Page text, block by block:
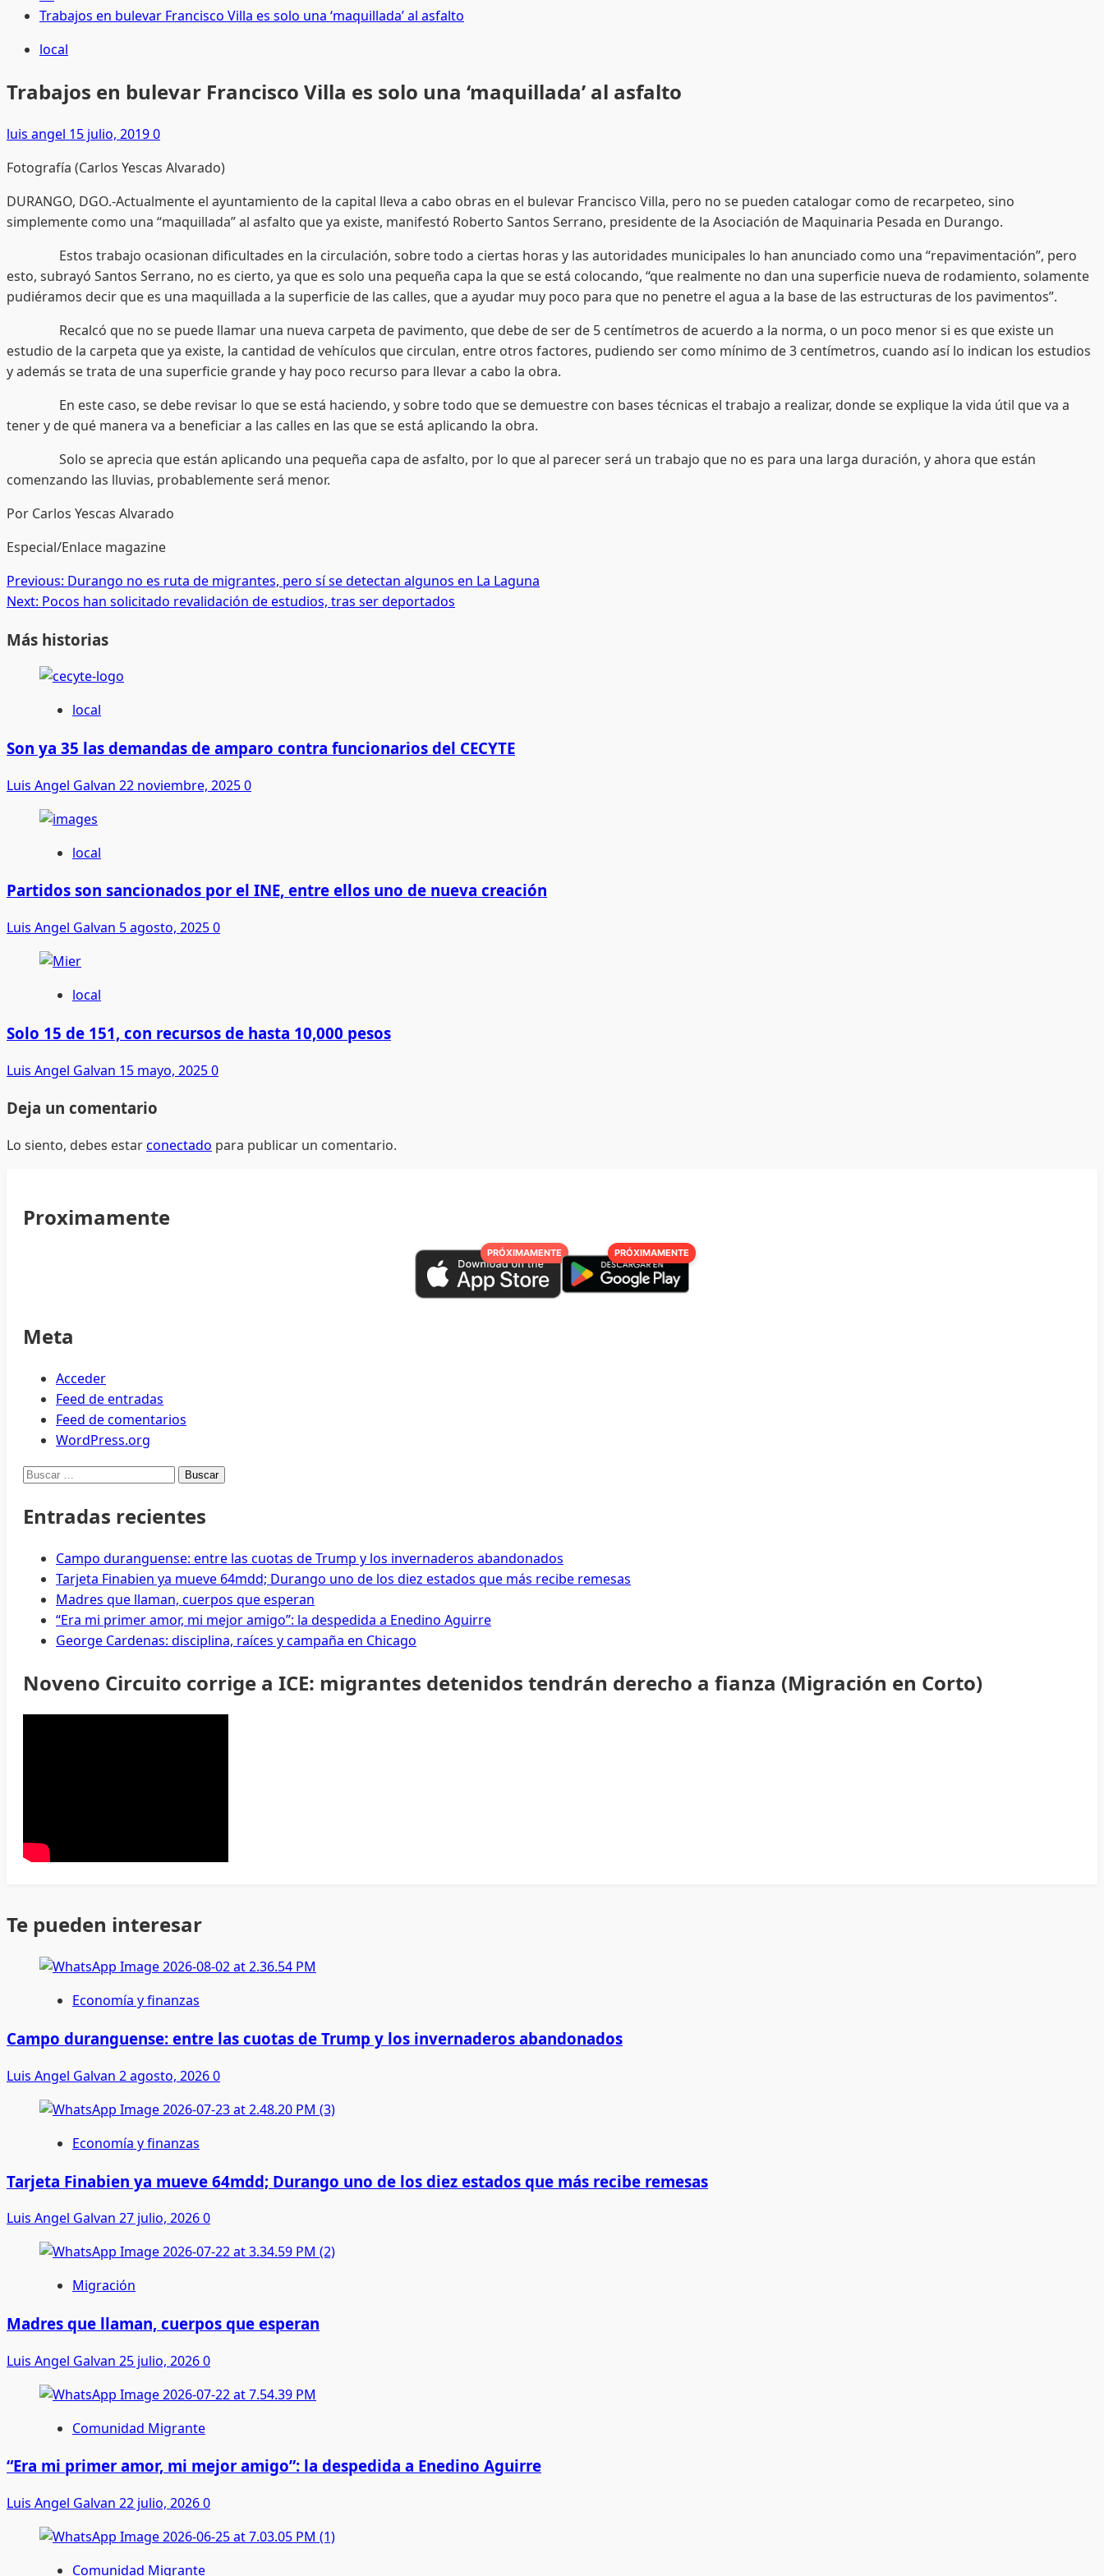
Trabajos en bulevar Francisco Villa es solo una ‘maquillada’ al asfalto
local
Trabajos en bulevar Francisco Villa es solo una ‘maquillada’ al asfalto
luis angel 15 julio, 20190
Fotografía (Carlos Yescas Alvarado)
DURANGO, DGO.-Actualmente el ayuntamiento de la capital lleva a cabo obras en el bulevar Francisco Villa, pero no se pueden catalogar como de recarpeteo, sino
simplemente como una “maquillada” al asfalto que ya existe, manifestó Roberto Santos Serrano, presidente de la Asociación de Maquinaria Pesada en Durango.
Estos trabajo ocasionan dificultades en la circulación, sobre todo a ciertas horas y las autoridades municipales lo han anunciado como una “repavimentación”, pero
esto, subrayó Santos Serrano, no es cierto, ya que es solo una pequeña capa la que se está colocando, “que realmente no dan una superficie nueva de rodamiento, solamente
pudiéramos decir que es una maquillada a la superficie de las calles, que a ayudar muy poco para que no penetre el agua a la base de las estructuras de los pavimentos”.
Recalcó que no se puede llamar una nueva carpeta de pavimento, que debe de ser de 5 centímetros de acuerdo a la norma, o un poco menor si es que existe un
estudio de la carpeta que ya existe, la cantidad de vehículos que circulan, entre otros factores, pudiendo ser como mínimo de 3 centímetros, cuando así lo indican los estudios
y además se trata de una superficie grande y hay poco recurso para llevar a cabo la obra.
En este caso, se debe revisar lo que se está haciendo, y sobre todo que se demuestre con bases técnicas el trabajo a realizar, donde se explique la vida útil que va a
tener y de qué manera va a beneficiar a las calles en las que se está aplicando la obra.
Solo se aprecia que están aplicando una pequeña capa de asfalto, por lo que al parecer será un trabajo que no es para una larga duración, y ahora que están
comenzando las lluvias, probablemente será menor.
Por Carlos Yescas Alvarado
Especial/Enlace magazine
Post
navigation
Previous: Durango no es ruta de migrantes, pero sí se detectan algunos en La Laguna
Next: Pocos han solicitado revalidación de estudios, tras ser deportados
Más historias
local
Son ya 35 las demandas de amparo contra funcionarios del CECYTE
Luis Angel Galvan 22 noviembre, 20250
local
Partidos son sancionados por el INE, entre ellos uno de nueva creación
Luis Angel Galvan 5 agosto, 20250
local
Solo 15 de 151, con recursos de hasta 10,000 pesos
Luis Angel Galvan 15 mayo, 20250
Deja un comentario
Lo siento, debes estarconectado para publicar un comentario.
Proximamente
PRÓXIMAMENTE PRÓXIMAMENTE
Meta
Acceder
Feed de entradas
Feed de comentarios
WordPress.org
Buscar:
Entradas recientes
Campo duranguense: entre las cuotas de Trump y los invernaderos abandonados
Tarjeta Finabien ya mueve 64mdd; Durango uno de los diez estados que más recibe remesas
Madres que llaman, cuerpos que esperan
“Era mi primer amor, mi mejor amigo”: la despedida a Enedino Aguirre
George Cardenas: disciplina, raíces y campaña en Chicago
Noveno Circuito corrige a ICE: migrantes detenidos tendrán derecho a fianza (Migración en Corto)
Te pueden interesar
Economía y finanzas
Campo duranguense: entre las cuotas de Trump y los invernaderos abandonados
Luis Angel Galvan 2 agosto, 20260
Economía y finanzas
Tarjeta Finabien ya mueve 64mdd; Durango uno de los diez estados que más recibe remesas
Luis Angel Galvan 27 julio, 20260
Migración
Madres que llaman, cuerpos que esperan
Luis Angel Galvan 25 julio, 20260
Comunidad Migrante
“Era mi primer amor, mi mejor amigo”: la despedida a Enedino Aguirre
Luis Angel Galvan 22 julio, 20260
Comunidad Migrante